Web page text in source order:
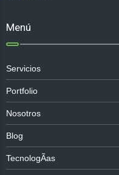
Menú
Servicios
Portfolio
Nosotros
Blog
TecnologÃ­as